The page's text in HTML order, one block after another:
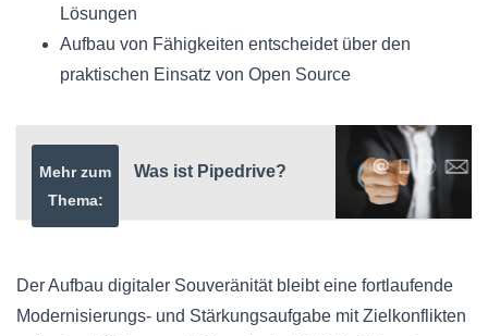
Lösungen
Aufbau von Fähigkeiten entscheidet über den
praktischen Einsatz von Open Source
Mehr zum
Thema:
Was ist Pipedrive?
Der Aufbau digitaler Souveränität bleibt eine fortlaufende
Modernisierungs‑ und Stärkungsaufgabe mit Zielkonflikten